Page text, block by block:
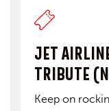
JET
TRIBUTE
Keep on